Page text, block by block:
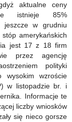
aktualne ceny
istnieje 85%
jeszcze w grudniu
amerykańskich
jest 17 z 18 firm
przez agencję
polityki
wysokim wzroście
w listopadzie br. i
Informacje te
liczby wniosków
się nieco gorsze